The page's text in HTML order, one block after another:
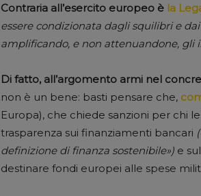
Contraria all’esercito europeo è la
essere condizionata dagli squilibri e
amplificando, e non attenuandone, gli
Di fatto, all’argomento armi nel
non è un bene: basti pensare che,
Europa), che chiede sanzioni per chi
trasparenza sui finanziamenti bancari
definizione di finanza sostenibile») e
destinare fondi europei alle spese